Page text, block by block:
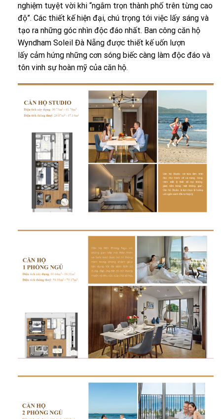
nghiệm tuyệt vời khi “ngắm trọn thành phố trên từng cao
độ”. Các thiết kế hiện đại, chú trọng tới việc lấy sáng và
tạo ra những góc nhìn độc đáo nhất. Ban công căn hộ
Wyndham Soleil Đà Nẵng được thiết kế uốn lượn
lấy cảm hứng những cơn sóng biếc càng làm độc đáo và
tôn vinh sự hoàn mỹ của căn hộ.